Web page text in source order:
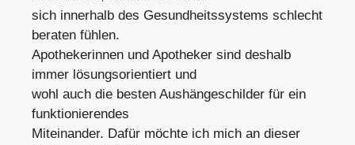
sich innerhalb des Gesundheitssystems schlecht
beraten fühlen.
Apothekerinnen und Apotheker sind deshalb
immer lösungsorientiert und
wohl auch die besten Aushängeschilder für ein
funktionierendes
Miteinander. Dafür möchte ich mich an dieser